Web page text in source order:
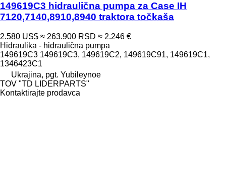
149619C3 hidraulična pumpa za Case IH
7120,7140,8910,8940 traktora točkaša
2.580 US$ ≈ 263.900 RSD ≈ 2.246 €
Hidraulika - hidraulična pumpa
149619C3 149619C3, 149619C2, 149619C91, 149619C1,
1346423C1
Ukrajina, pgt. Yubileynoe
TOV "TD LIDERPARTS"
Kontaktirajte prodavca